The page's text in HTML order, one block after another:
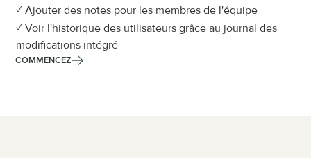
✓ Ajouter des notes pour les membres de l'équipe
✓ Voir l'historique des utilisateurs grâce au journal des
modifications intégré
COMMENCEZ